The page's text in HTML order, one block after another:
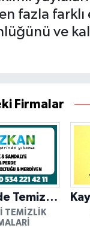
fazla
ve
Firmalar
Denizli’de Temizliğin Güvenilir Adresi: Özkan Yerinde Yıkama
TEMIZLIK